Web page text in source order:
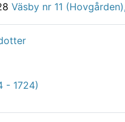
Väsby nr 11
- 1724)